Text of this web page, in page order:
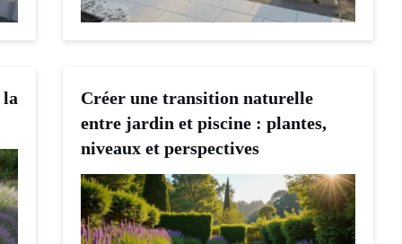
la
Créer une transition naturelle
entre jardin et piscine : plantes,
niveaux et perspectives